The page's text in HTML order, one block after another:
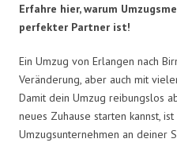
Erfahre hier, warum
perfekter Partner ist!
Ein Umzug von Erlangen nach
Veränderung, aber auch mit
Damit dein Umzug reibungslos
neues Zuhause starten kannst,
Umzugsunternehmen an deiner